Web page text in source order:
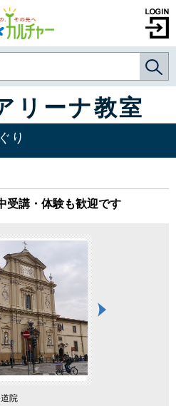
リーナ教室
り
受講・体験も歓迎です
院